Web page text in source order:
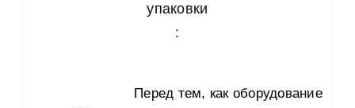
упаковки
:
Перед тем, как оборудование